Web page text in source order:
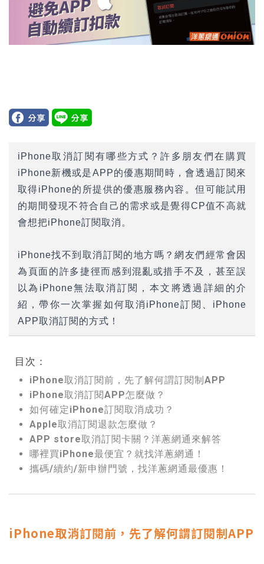
iPhone取消訂閱有哪些方式？許多朋友們在購買
iPhone新機或是APP的優惠期間時，會透過訂閱來
取得iPhone的所提供的優惠服務內容。但可能試用
的期間發現不符合自己的需求或是覺得CP值不高就
會想把iPhone訂閱取消。
iPhone找不到取消訂閱的地方嗎？網友們經常會因
為頁面的許多捷徑而感到混亂或措手不及，甚至誤
以為iPhone無法取消訂閱，本文將透過詳細的介
紹，帶你一次掌握如何取消iPhone訂閱、iPhone
APP取消訂閱的方式！
目次：
iPhone取消訂閱前，先了解何謂訂閱制APP
iPhone取消訂閱APP怎麼做？
如何確定iPhone訂閱取消成功？
Apple取消訂閱退款怎麼做？
APP store取消訂閱卡關？洋蔥網通來解答
哪裡買iPhone最便宜？就找洋蔥網通！
攜碼/續約/新申辦門號，找洋蔥網通最優惠！
iPhone取消訂閱前，先了解何謂訂閱制APP